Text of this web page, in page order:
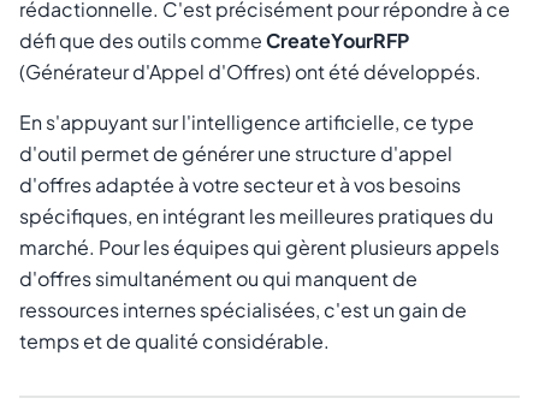
rédactionnelle. C'est précisément pour répondre à ce
défi que des outils commeCreateYourRFP
(Générateur d'Appel d'Offres) ont été développés.
En s'appuyant sur l'intelligence artificielle, ce type
d'outil permet de générer une structure d'appel
d'offres adaptée à votre secteur et à vos besoins
spécifiques, en intégrant les meilleures pratiques du
marché. Pour les équipes qui gèrent plusieurs appels
d'offres simultanément ou qui manquent de
ressources internes spécialisées, c'est un gain de
temps et de qualité considérable.